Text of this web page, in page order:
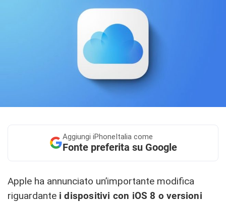
Aggiungi iPhoneItalia come
Fonte preferita su Google
Apple ha annunciato un’importante modifica
riguardante i dispositivi con iOS 8 o versioni